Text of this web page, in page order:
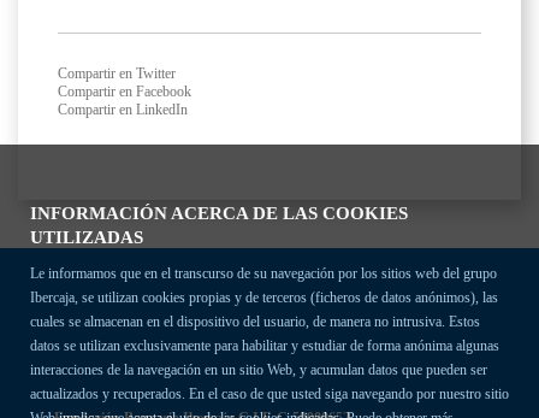
INFORMACIÓN ACERCA DE LAS COOKIES
UTILIZADAS
Le informamos que en el transcurso de su navegación por los sitios web del grupo
Ibercaja, se utilizan cookies propias y de terceros (ficheros de datos anónimos), las
cuales se almacenan en el dispositivo del usuario, de manera no intrusiva. Estos
datos se utilizan exclusivamente para habilitar y estudiar de forma anónima algunas
interacciones de la navegación en un sitio Web, y acumulan datos que pueden ser
actualizados y recuperados. En el caso de que usted siga navegando por nuestro sitio
Compartir en Twitter
Compartir en Facebook
Compartir en LinkedIn